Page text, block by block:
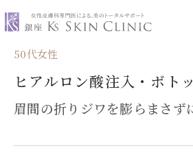
銀座ケイスキンクリニック
50代女性
ヒアルロン酸注入・ボト
眉間の折りジワを膨らまさず